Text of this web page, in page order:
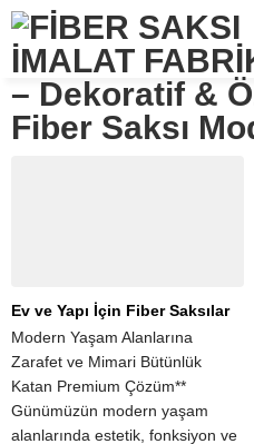
Ev ve Yapı İçin Fiber Saksılar
Modern Yaşam Alanlarına
Zarafet ve Mimari Bütünlük
Katan Premium Çözüm**
Günümüzün modern yaşam
alanlarında estetik, fonksiyon ve